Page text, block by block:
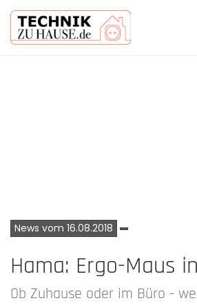
News vom 16.08.2018
Hama: Ergo-Maus
Ob Zuhause oder im Büro -